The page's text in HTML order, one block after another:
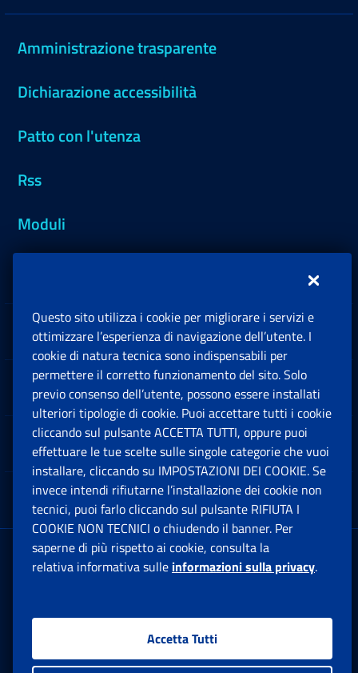
Amministrazione trasparente
Dichiarazione accessibilità
Patto con l'utenza
Rss
Moduli
Sedi e Contatti
Software
Note Legali
App mobile
Sede Legale : Via Ciro il Grande, 21
00144 Roma
Questo sito utilizza i cookie per migliorare i servizi e
ottimizzare l’esperienza di navigazione dell’utente. I
cookie di natura tecnica sono indispensabili per
permettere il corretto funzionamento del sito. Solo
previo consenso dell’utente, possono essere installati
ulteriori tipologie di cookie. Puoi accettare tutti i cookie
cliccando sul pulsante ACCETTA TUTTI, oppure puoi
effettuare le tue scelte sulle singole categorie che vuoi
installare, cliccando su IMPOSTAZIONI DEI COOKIE. Se
invece intendi rifiutarne l’installazione dei cookie non
tecnici, puoi farlo cliccando sul pulsante RIFIUTA I
COOKIE NON TECNICI o chiudendo il banner. Per
saperne di più rispetto ai cookie, consulta la
relativa informativa sulle informazioni sulla privacy.
Accetta Tutti